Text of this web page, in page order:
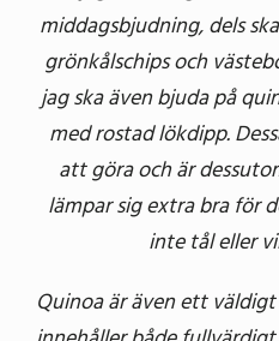
middagsbjudning, dels
grönkålschips och
jag ska även bjuda på
med rostad lökdipp.
att göra och är
lämpar sig extra bra för
inte tål eller
Quinoa är även ett